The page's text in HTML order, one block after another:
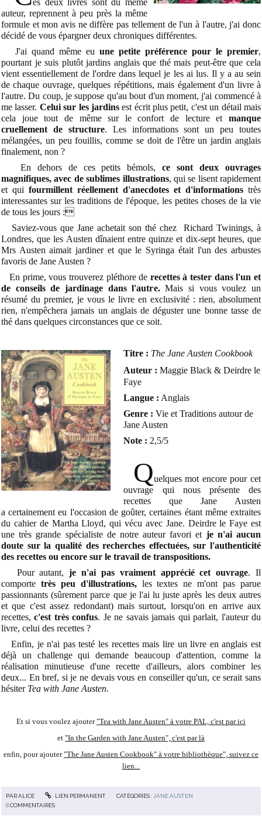
auteur, reprennent à peu près la même
formule et mon avis ne diffère pas tellement de l'un à l'autre, j'ai donc
décidé de vous épargner deux chroniques différentes.
J'ai quand même eu une petite préférence pour le premier,
pourtant je suis plutôt jardins anglais que thé mais peut-être que cela
vient essentiellement de l'ordre dans lequel je les ai lus. Il y a au sein
de chaque ouvrage, quelques répétitions, mais également d'un livre à
l'autre. Du coup, je suppose qu'au bout d'un moment, j'ai commencé à
me lasser. Celui sur les jardinsest écrit plus petit, c'est un détail mais
cela joue tout de même sur le confort de lecture et manque
cruellement de structure. Les informations sont un peu toutes
mélangées, un peu fouillis, comme se doit de l'être un jardin anglais
finalement, non ?
En dehors de ces petits bémols,ce sont deux ouvrages
magnifiques, avec de sublimes illustrations, qui se lisent rapidement
et qui fourmillent réellement d'anecdotes et d'informations très
interessantes sur les traditions de l'époque, les petites choses de la vie
de tous les jours :
Saviez-vous que Jane achetait son thé chez Richard Twinings, à
Londres, que les Austen dînaient entre quinze et dix-sept heures, que
Mrs Austen aimait jardiner et que le Syringa était l'un des arbustes
favoris de Jane Austen ?
En prime, vous trouverez pléthore de recettes à tester dans l'un et
de conseils de jardinage dans l'autre.Mais si vous voulez un
résumé du premier, je vous le livre en exclusivité : rien, absolument
rien, n'empêchera jamais un anglais de déguster une bonne tasse de
thé dans quelques circonstances que ce soit.
Titre : The Jane Austen Cookbook
Auteur : Maggie Black & Deirdre le
Faye
Langue : Anglais
Genre : Vie et Traditions autour de
Jane Austen
Note : 2,5/5
Quelques mot encore pour cet
ouvrage qui nous présente des
recettes que Jane Austen
a certainement eu l'occasion de goûter, certaines étant même extraites
du cahier de Martha Lloyd, qui vécu avec Jane. Deirdre le Faye est
une très grande spécialiste de notre auteur favori et je n'ai aucun
doute sur la qualité des recherches effectuées, sur l'authenticité
des recettes ou encore sur le travail de transpositions.
Pour autant,je n'ai pas vraiment apprécié cet ouvrage. Il
comporte très peu d'illustrations,les textes ne m'ont pas parue
passionnants (sûrement parce que je l'ai lu juste après les deux autres
et que c'est assez redondant) mais surtout, lorsqu'on en arrive aux
recettes,c'est très confus. Je ne savais jamais qui parlait, l'auteur du
livre, celui des recettes ?
Enfin, je n'ai pas testé les recettes mais lire un livre en anglais est
déjà un challenge qui demande beaucoup d'attention, comme la
réalisation minutieuse d'une recette d'ailleurs, alors combiner les
deux... En bref, si je ne devais vous en conseiller qu'un, ce serait sans
hésiter Tea with Jane Austen.
Et si vous voulez ajouter"Tea with Jane Austen" à votre PAL, c'est par ici
et "In the Garden with Jane Austen", c'est par là
enfin, pour ajouter"The Jane Austen Cookbook" à votre bibliothèque", suivez ce
lien...
PARALICE LIEN PERMANENT CATÉGORIES :JANE AUSTEN
8COMMENTAIRES